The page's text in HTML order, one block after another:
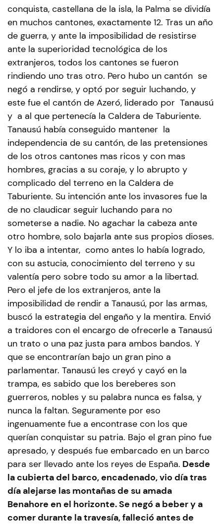
conquista, castellana de la isla, la Palma se dividía
en muchos cantones, exactamente 12. Tras un año
de guerra, y ante la imposibilidad de resistirse
ante la superioridad tecnológica de los
extranjeros, todos los cantones se fueron
rindiendo uno tras otro. Pero hubo un cantón se
negó a rendirse, y optó por seguir luchando, y
este fue el cantón de Azeró, liderado por Tanausú
y a al que pertenecía la Caldera de Taburiente.
Tanausú había conseguido mantener la
independencia de su cantón, de las pretensiones
de los otros cantones mas ricos y con mas
hombres, gracias a su coraje, y lo abrupto y
complicado del terreno en la Caldera de
Taburiente. Su intención ante los invasores fue la
de no claudicar seguir luchando para no
someterse a nadie. No agachar la cabeza ante
otro hombre, solo bajarla ante sus propios dioses.
Y lo iba a intentar, como antes lo había logrado,
con su astucia, conocimiento del terreno y su
valentía pero sobre todo su amor a la libertad.
Pero el jefe de los extranjeros, ante la
imposibilidad de rendir a Tanausú, por las armas,
buscó la estrategia del engaño y la mentira. Envió
a traidores con el encargo de ofrecerle a Tanausú
un trato o una paz justa para ambos bandos. Y
que se encontrarían bajo un gran pino a
parlamentar. Tanausú les creyó y cayó en la
trampa, es sabido que los bereberes son
guerreros, nobles y su palabra nunca es falsa, y
nunca la faltan. Seguramente por eso
ingenuamente fue a encontrase con los que
querían conquistar su patria. Bajo el gran pino fue
apresado, y después fue embarcado en un barco
para ser llevado ante los reyes de España. Desde
la cubierta del barco, encadenado, vio día tras
día alejarse las montañas de su amada
Benahore en el horizonte. Se negó a beber y a
comer durante la travesía, falleció antes de